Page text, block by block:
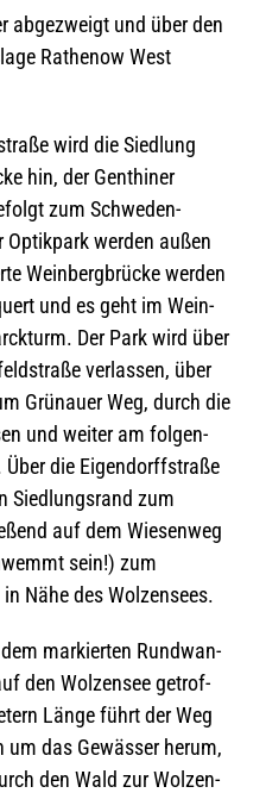
abge­zweigt und über den
Rathe­now West
wird die Sied­lung
hin, der Gen­thi­ner
zum Schwe­den­
wer­den außen
Wein­berg­brü­cke wer­den
und es geht im Wein­
Der Park wird über
ver­las­sen, über
Grü­nauer Weg, durch die
und wei­ter am fol­gen­
die Eigen­dorff­straße
Sied­lungs­rand zum
auf dem Wie­sen­weg
sein!) zum
Nähe des Wolzensees.
mar­kier­ten Rund­wan­
den Wol­zen­see getrof­
Länge führt der Weg
das Gewäs­ser herum,
den Wald zur Wol­zen­